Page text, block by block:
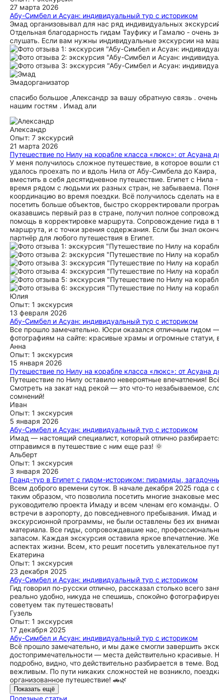
27 марта 2026
Абу-Симбел и Асуан: индивидуальный тур с историком
Эмад организовывал для нас ряд индивидуальных
Отдельная благодарность гидам Тауфику и Гамалю -
слушать. Если вам нужны индивидуальные экскурсии на
Эмадорганизатор
спасибо большое ,Александр за вашу обратную связь .
нашим гостям . Имад али
Александр
Опыт: 7 экскурсий
21 марта 2026
Путешествие по Нилу на корабле класса «люкс»: от Асуана
У меня получилось сложное путешествие, в которое вошли
удалось проехать по и вдоль Нила от Абу-Симбела до
вместить в себя десятидневное путешествие. Египет с
время рядом с людьми их разных стран, не забываема.
координацию во время поездки. Всё получилось сделать на
посетить больше объектов, быстро скорректировали
оказавшись первый раз в стране, получил полное
помощь в корректировке маршрута. Сопровождение гида в
маршрута, и с точки зрения содержания. Если бы знал
партнёр для любого путешествия в Египет.
Юлия
Опыт: 1 экскурсия
13 февраля 2026
Абу-Симбел и Асуан: индивидуальный тур с историком
Все прошло замечательно. Юсри оказался отличным гидом
фотографиям на сайте: красивые храмы и огромные
Анна
Опыт: 1 экскурсия
15 января 2026
Путешествие по Нилу на корабле класса «люкс»: от Асуана
Путешествие по Нилу оставило невероятные впечатления!
Смотреть на закат над рекой — это что-то незабываемое,
сомнений!
Иван
Опыт: 1 экскурсия
5 января 2026
Абу-Симбел и Асуан: индивидуальный тур с историком
Имад — настоящий специалист, который отлично
отправимся в путешествие с ним еще раз! 🌞
Альберт
Опыт: 1 экскурсия
3 января 2026
Гранд-тур в Египет с гидом-историком: пирамиды,
Всем доброго времени суток. В начале декабря 2025 года
таким образом, что позволила посетить многие знаковые
руководителю проекта Имаду и всем членам его команды.
встречи в аэропорту, до повседневного пребывания. Имад
экскурсионной программы, не были оставлены без их
материала. Все гиды, сопровождавшие нас,
запасом. Каждая экскурсия оставила яркое впечатление.
аспектах жизни. Всем, кто решит посетить увлекательное
Екатерина
Опыт: 1 экскурсия
23 декабря 2025
Абу-Симбел и Асуан: индивидуальный тур с историком
Гид говорил по-русски отлично, рассказал столько всего
реально удобно, никуда не спешишь, спокойно
советуем так путешествовать!
Гузель
Опыт: 1 экскурсия
17 декабря 2025
Абу-Симбел и Асуан: индивидуальный тур с историком
Всё прошло замечательно, и мы даже смогли завершить
достопримечательности — места действительно красивые.
подробно, видно, что действительно разбирается в теме.
вежливым. По пути никаких сложностей не возникло,
организованное путешествие! 🚗🌿
Показать ещё
Полезные статьи